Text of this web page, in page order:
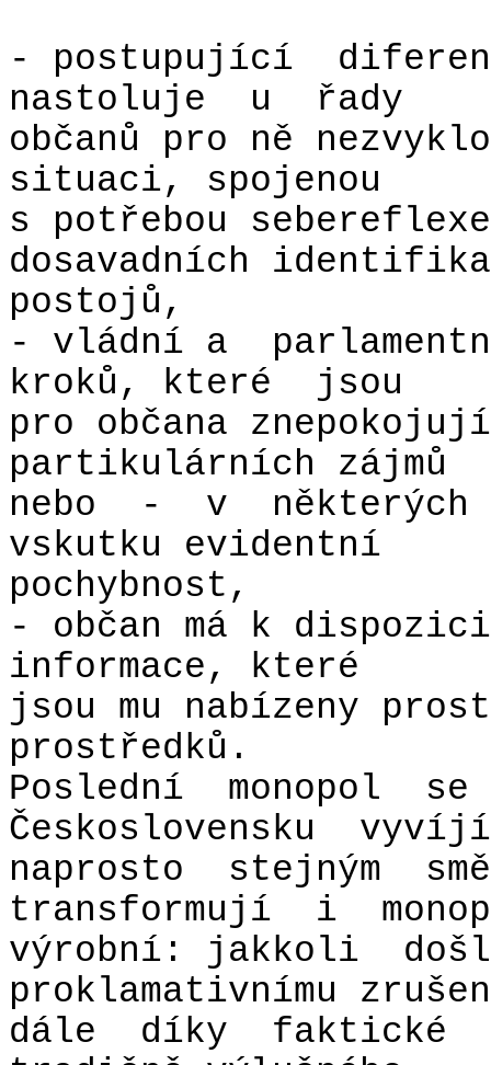
- postupující
nastoluje
u
řady
občanů pro ně
situaci, spojenou
s potřebou
dosavadních
postojů,
- vládní a
kroků, které
jsou
pro občana
partikulárních zájmů
nebo
- v
některých
vskutku evidentní
pochybnost,
- občan má k
informace, které
jsou mu nabízeny
prostředků.
Poslední
monopol
se
Československu
vyvíjí
naprosto
stejným
transformují
i
výrobní: jakkoli
proklamativnímu
dále
díky
faktické